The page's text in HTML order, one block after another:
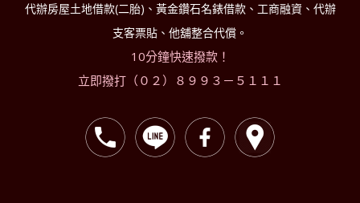
代辦房屋土地借款(二胎)、黃金鑽石名錶借款、工商融資、代辦
支客票貼、他舖整合代償。
10分鐘快速撥款！
立即撥打（０２）８９９３－５１１１